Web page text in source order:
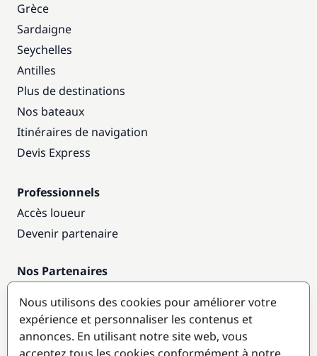
Grèce
Sardaigne
Seychelles
Antilles
Plus de destinations
Nos bateaux
Itinéraires de navigation
Devis Express
Professionnels
Accès loueur
Devenir partenaire
Nos Partenaires
Destinations populaires
Nous utilisons des cookies pour améliorer votre
expérience et personnaliser les contenus et
annonces. En utilisant notre site web, vous